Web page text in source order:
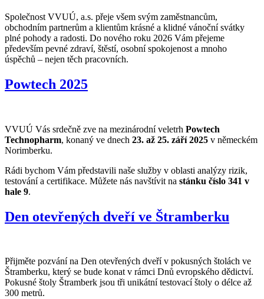
Společnost VVUÚ, a.s. přeje všem svým zaměstnancům,
obchodním partnerům a klientům krásné a klidné vánoční svátky
plné pohody a radosti. Do nového roku 2026 Vám přejeme
především pevné zdraví, štěstí, osobní spokojenost a mnoho
úspěchů – nejen těch pracovních.
Powtech 2025
VVUÚ Vás srdečně zve na mezinárodní veletrh Powtech
Technopharm, konaný ve dnech 23. až 25. září 2025 v německém
Norimberku.
Rádi bychom Vám představili naše služby v oblasti analýzy rizik,
testování a certifikace. Můžete nás navštívit na stánku číslo 341 v
hale 9.
Den otevřených dveří ve Štramberku
Přijměte pozvání na Den otevřených dveří v pokusných štolách ve
Štramberku, který se bude konat v rámci Dnů evropského dědictví.
Pokusné štoly Štramberk jsou tři unikátní testovací štoly o délce až
300 metrů.